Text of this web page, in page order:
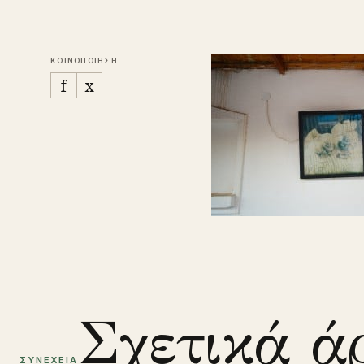
ΚΟΙΝΟΠΟΙΗΣΗ
f x
ΣΥΝΕΧΕΙΑ Σχετικά